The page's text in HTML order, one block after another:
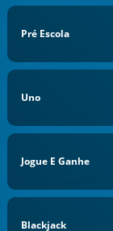
Pré Escola
Uno
Jogue E Ganhe
Blackjack